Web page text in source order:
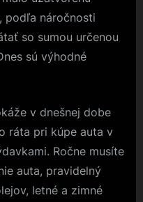
podľa náročnosti
so sumou určenou
sú výhodné
v dnešnej dobe
ráta pri kúpe auta v
Ročne musíte
auta, pravidelný
letné a zimné